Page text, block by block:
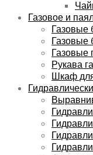
Газовое и
Газовые
Газовые
Газовые
Рукава
Шкаф